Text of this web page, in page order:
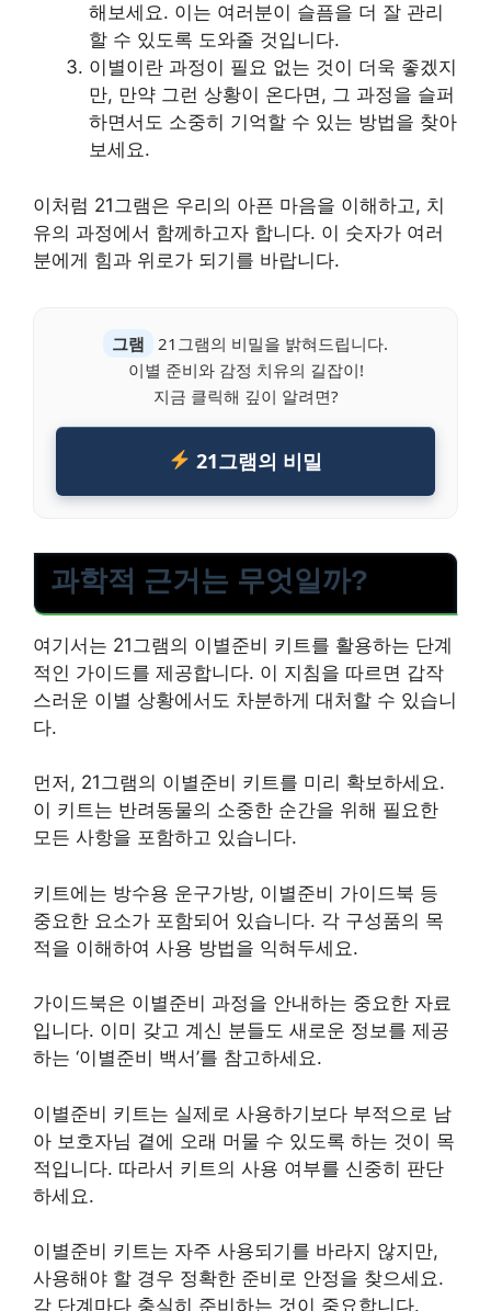
해보세요. 이는 여러분이 슬픔을 더 잘 관리
할 수 있도록 도와줄 것입니다.
이별이란 과정이 필요 없는 것이 더욱 좋겠지
만, 만약 그런 상황이 온다면, 그 과정을 슬퍼
하면서도 소중히 기억할 수 있는 방법을 찾아
보세요.
이처럼 21그램은 우리의 아픈 마음을 이해하고, 치
유의 과정에서 함께하고자 합니다. 이 숫자가 여러
분에게 힘과 위로가 되기를 바랍니다.
그램
21그램의 비밀을 밝혀드립니다.
이별 준비와 감정 치유의 길잡이!
지금 클릭해 깊이 알려면?
21그램의 비밀
과학적 근거는 무엇일까?
여기서는 21그램의 이별준비 키트를 활용하는 단계
적인 가이드를 제공합니다. 이 지침을 따르면 갑작
스러운 이별 상황에서도 차분하게 대처할 수 있습니
다.
먼저, 21그램의 이별준비 키트를 미리 확보하세요.
이 키트는 반려동물의 소중한 순간을 위해 필요한
모든 사항을 포함하고 있습니다.
키트에는 방수용 운구가방, 이별준비 가이드북 등
중요한 요소가 포함되어 있습니다. 각 구성품의 목
적을 이해하여 사용 방법을 익혀두세요.
가이드북은 이별준비 과정을 안내하는 중요한 자료
입니다. 이미 갖고 계신 분들도 새로운 정보를 제공
하는 ‘이별준비 백서’를 참고하세요.
이별준비 키트는 실제로 사용하기보다 부적으로 남
아 보호자님 곁에 오래 머물 수 있도록 하는 것이 목
적입니다. 따라서 키트의 사용 여부를 신중히 판단
하세요.
이별준비 키트는 자주 사용되기를 바라지 않지만,
사용해야 할 경우 정확한 준비로 안정을 찾으세요.
각 단계마다 충실히 준비하는 것이 중요합니다.